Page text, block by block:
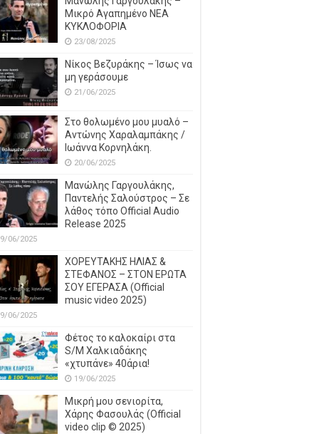
Μικρό Αγαπημένο NEΑ
ΚΥΚΛΟΦΟΡΙΑ
23/08/2025
Νίκος Βεζυράκης – Ίσως να
μη γεράσουμε
21/06/2025
Στο θολωμένο μου μυαλό –
Αντώνης Χαραλαμπάκης /
Ιωάννα Κορνηλάκη.
20/06/2025
Μανώλης Γαργουλάκης,
Παντελής Σαλούστρος – Σε
λάθος τόπο Official Audio
Release 2025
06/2025
ΧΟΡΕΥΤΑΚΗΣ ΗΛΙΑΣ &
ΣΤΕΦΑΝΟΣ – ΣΤΟΝ ΕΡΩΤΑ
ΣΟΥ ΕΓΕΡΑΣΑ (Official
music video 2025)
06/2025
Φέτος το καλοκαίρι στα
S/M Χαλκιαδάκης
«χτυπάνε» 40άρια!
19/06/2025
Μικρή μου σενιορίτα,
Χάρης Φασουλάς (Official
video clip © 2025)